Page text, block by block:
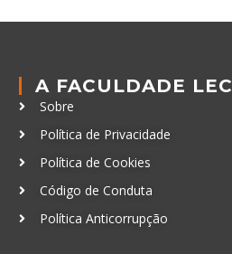
A FACULDADE LEC
Sobre
Política de Privacidade
Política de Cookies
Código de Conduta
Política Anticorrupção